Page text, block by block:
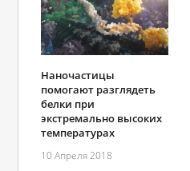
Наночастицы
помогают разглядеть
белки при
экстремально высоких
температурах
10 Апреля 2018